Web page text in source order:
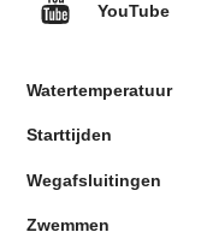
YouTube
Watertemperatuur
Starttijden
Wegafsluitingen
Zwemmen